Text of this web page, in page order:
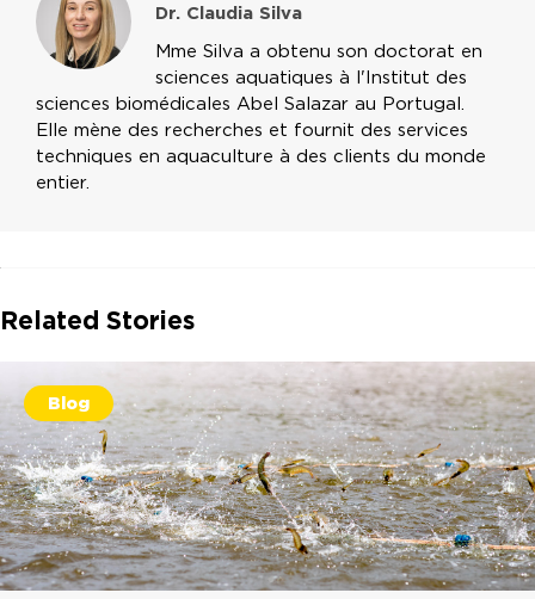
Dr. Claudia Silva
Mme Silva a obtenu son doctorat en
sciences aquatiques à l'Institut des
sciences biomédicales Abel Salazar au Portugal.
Elle mène des recherches et fournit des services
techniques en aquaculture à des clients du monde
entier.
Related Stories
Blog